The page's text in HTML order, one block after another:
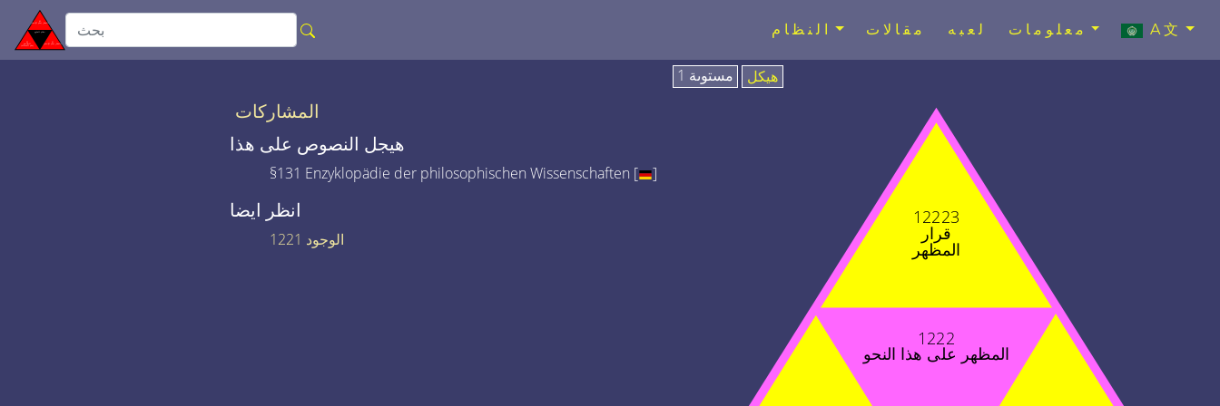
النظام مقالات لعبه معلومات A文
مستوىة 1 هيكل
1222
المظهر على هذا النحو
12223
قرار
المظهر
المشاركات
هيجل النصوص على هذا
§131 Enzyklopädie der philosophischen Wissenschaften [ ]
انظر ايضا
1221 الوجود